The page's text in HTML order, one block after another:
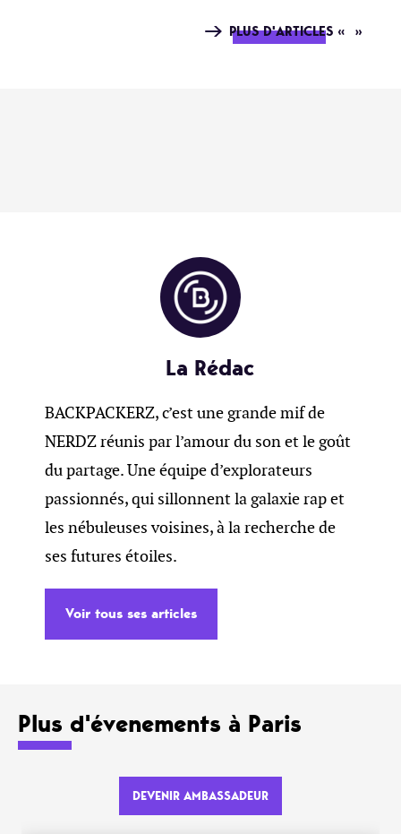
PLUS D'ARTICLES « »
La Rédac
BACKPACKERZ, c’est une grande mif de
NERDZ réunis par l’amour du son et le goût
du partage. Une équipe d’explorateurs
passionnés, qui sillonnent la galaxie rap et
les nébuleuses voisines, à la recherche de
ses futures étoiles.
Voir tous ses articles
Plus d'évenements à Paris
DEVENIR AMBASSADEUR